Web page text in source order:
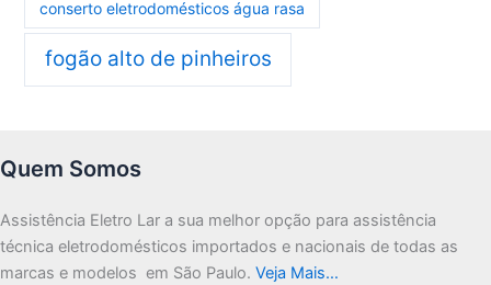
conserto eletrodomésticos água rasa
fogão alto de pinheiros
Quem Somos
Assistência Eletro Lar a sua melhor opção para assistência
técnica eletrodomésticos importados e nacionais de todas as
marcas e modelos em São Paulo. Veja Mais…